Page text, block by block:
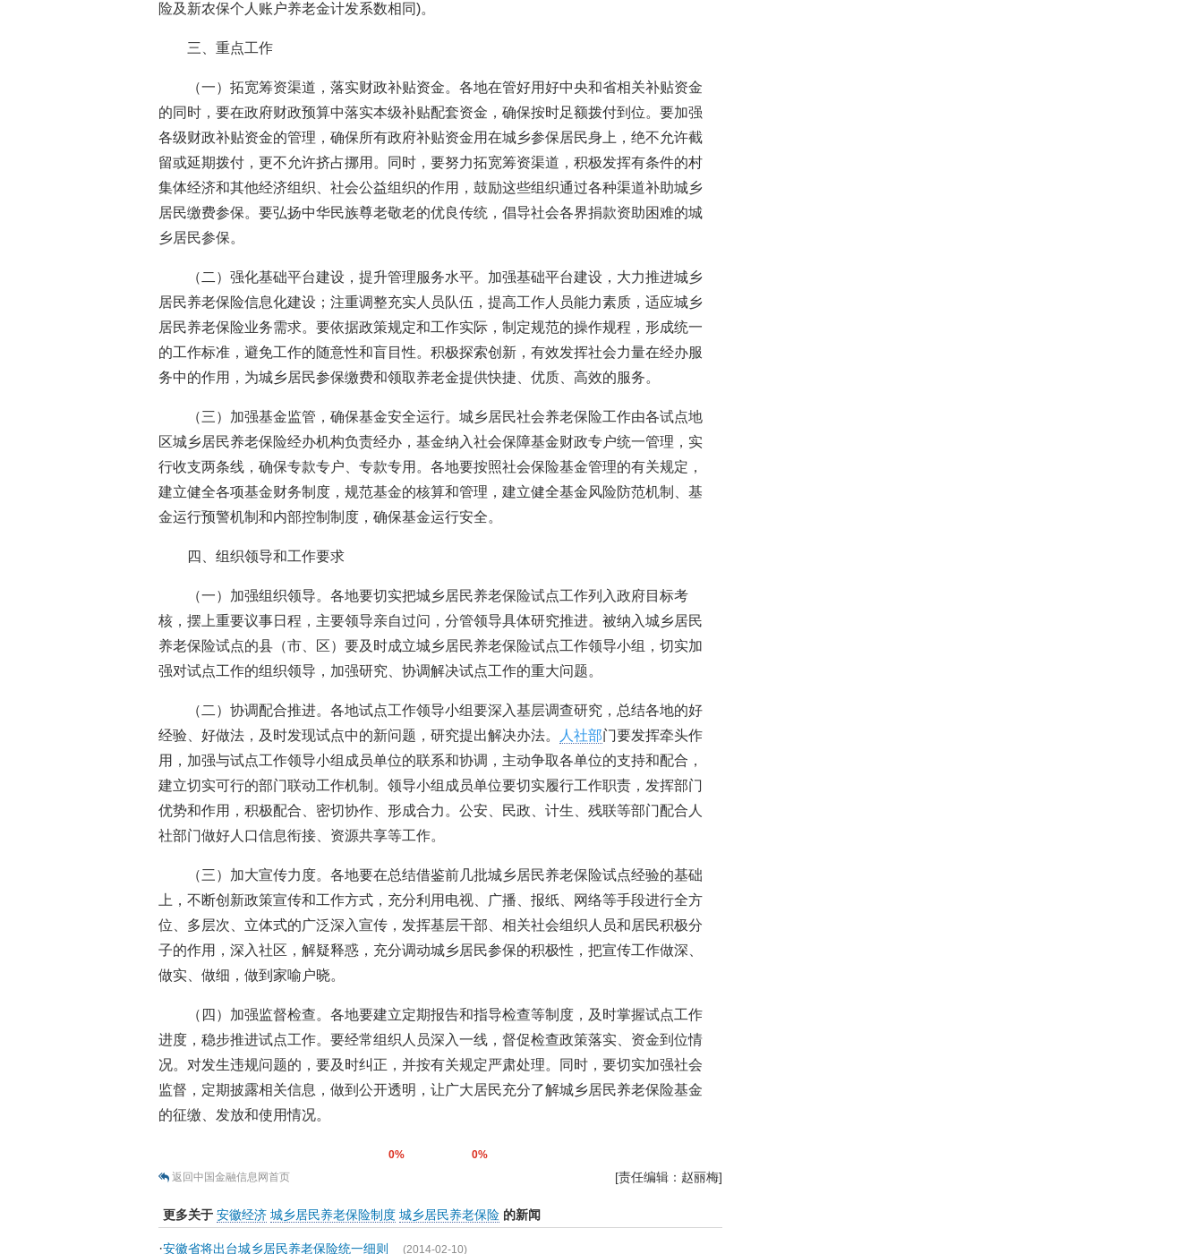
险及新农保个人账户养老金计发系数相同)。
三、重点工作
（一）拓宽筹资渠道，落实财政补贴资金。各地在管好用好中央和省相关补贴资金
的同时，要在政府财政预算中落实本级补贴配套资金，确保按时足额拨付到位。要加强
各级财政补贴资金的管理，确保所有政府补贴资金用在城乡参保居民身上，绝不允许截
留或延期拨付，更不允许挤占挪用。同时，要努力拓宽筹资渠道，积极发挥有条件的村
集体经济和其他经济组织、社会公益组织的作用，鼓励这些组织通过各种渠道补助城乡
居民缴费参保。要弘扬中华民族尊老敬老的优良传统，倡导社会各界捐款资助困难的城
乡居民参保。
（二）强化基础平台建设，提升管理服务水平。加强基础平台建设，大力推进城乡
居民养老保险信息化建设；注重调整充实人员队伍，提高工作人员能力素质，适应城乡
居民养老保险业务需求。要依据政策规定和工作实际，制定规范的操作规程，形成统一
的工作标准，避免工作的随意性和盲目性。积极探索创新，有效发挥社会力量在经办服
务中的作用，为城乡居民参保缴费和领取养老金提供快捷、优质、高效的服务。
（三）加强基金监管，确保基金安全运行。城乡居民社会养老保险工作由各试点地
区城乡居民养老保险经办机构负责经办，基金纳入社会保障基金财政专户统一管理，实
行收支两条线，确保专款专户、专款专用。各地要按照社会保险基金管理的有关规定，
建立健全各项基金财务制度，规范基金的核算和管理，建立健全基金风险防范机制、基
金运行预警机制和内部控制制度，确保基金运行安全。
四、组织领导和工作要求
（一）加强组织领导。各地要切实把城乡居民养老保险试点工作列入政府目标考
核，摆上重要议事日程，主要领导亲自过问，分管领导具体研究推进。被纳入城乡居民
养老保险试点的县（市、区）要及时成立城乡居民养老保险试点工作领导小组，切实加
强对试点工作的组织领导，加强研究、协调解决试点工作的重大问题。
（二）协调配合推进。各地试点工作领导小组要深入基层调查研究，总结各地的好
经验、好做法，及时发现试点中的新问题，研究提出解决办法。
人社部门要发挥牵头作
用，加强与试点工作领导小组成员单位的联系和协调，主动争取各单位的支持和配合，
建立切实可行的部门联动工作机制。领导小组成员单位要切实履行工作职责，发挥部门
优势和作用，积极配合、密切协作、形成合力。公安、民政、计生、残联等部门配合人
社部门做好人口信息衔接、资源共享等工作。
（三）加大宣传力度。各地要在总结借鉴前几批城乡居民养老保险试点经验的基础
上，不断创新政策宣传和工作方式，充分利用电视、广播、报纸、网络等手段进行全方
位、多层次、立体式的广泛深入宣传，发挥基层干部、相关社会组织人员和居民积极分
子的作用，深入社区，解疑释惑，充分调动城乡居民参保的积极性，把宣传工作做深、
做实、做细，做到家喻户晓。
（四）加强监督检查。各地要建立定期报告和指导检查等制度，及时掌握试点工作
进度，稳步推进试点工作。要经常组织人员深入一线，督促检查政策落实、资金到位情
况。对发生违规问题的，要及时纠正，并按有关规定严肃处理。同时，要切实加强社会
监督，定期披露相关信息，做到公开透明，让广大居民充分了解城乡居民养老保险基金
的征缴、发放和使用情况。
0%
0%
返回中国金融信息网首页
[责任编辑：赵丽梅]
更多关于 安徽经济 城乡居民养老保险制度 城乡居民养老保险 的新闻
·安徽省将出台城乡居民养老保险统一细则 (2014-02-10)